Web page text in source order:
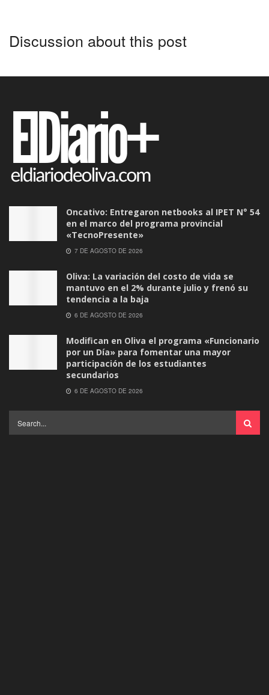
Discussion about this post
Oncativo: Entregaron netbooks al IPET N° 54
en el marco del programa provincial
«TecnoPresente»
7 DE AGOSTO DE 2026
Oliva: La variación del costo de vida se
mantuvo en el 2% durante julio y frenó su
tendencia a la baja
6 DE AGOSTO DE 2026
Modifican en Oliva el programa «Funcionario
por un Día» para fomentar una mayor
participación de los estudiantes
secundarios
6 DE AGOSTO DE 2026